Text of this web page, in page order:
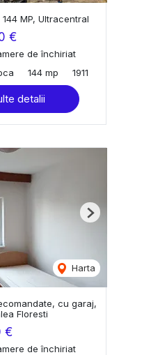
MP, Ultracentral
€
de închiriat
144 mp 1911
detalii
Harta
Next
cu garaj,
Floresti
€
de închiriat